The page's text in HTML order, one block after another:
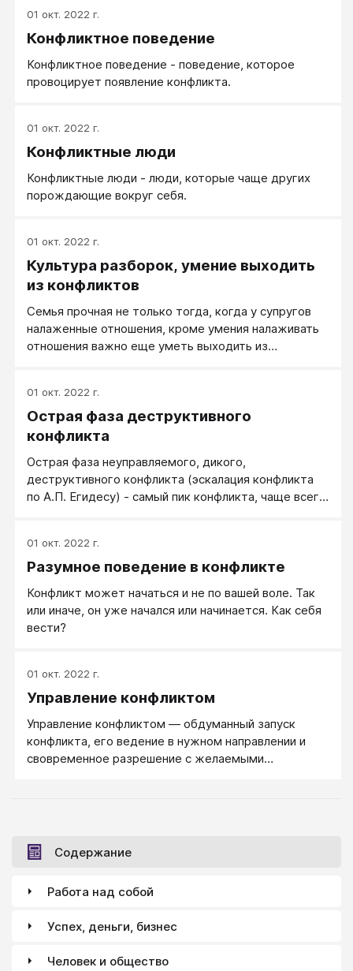
01 окт. 2022 г.
Конфликтное поведение
Конфликтное поведение - поведение, которое
провоцирует появление конфликта.
01 окт. 2022 г.
Конфликтные люди
Конфликтные люди - люди, которые чаще других
порождающие вокруг себя.
01 окт. 2022 г.
Культура разборок, умение выходить
из конфликтов
Семья прочная не только тогда, когда у супругов
налаженные отношения, кроме умения налаживать
отношения важно еще уметь выходить из
01 окт. 2022 г.
Острая фаза деструктивного
конфликта
Острая фаза неуправляемого, дикого,
деструктивного конфликта (эскалация конфликта
по А.П. Егидесу) - самый пик конфликта, чаще всего
01 окт. 2022 г.
Разумное поведение в конфликте
Конфликт может начаться и не по вашей воле. Так
или иначе, он уже начался или начинается. Как себя
вести?
01 окт. 2022 г.
Управление конфликтом
Управление конфликтом ― обдуманный запуск
конфликта, его ведение в нужном направлении и
свовременное разрешение с желаемыми
Содержание
Работа над собой
Успех, деньги, бизнес
Человек и общество